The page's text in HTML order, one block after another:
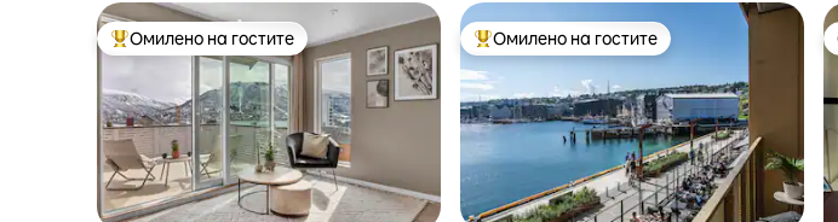
Меѓу најуспешните „Омилени на гостите“
Омилено на гостите Меѓу најуспешните „Омилени на гостите“
Омилено на гостите